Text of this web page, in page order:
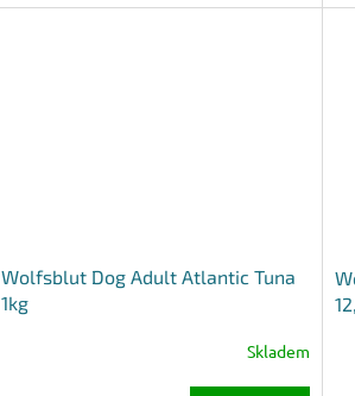
Wolfsblut Dog Adult Atlantic Tuna
1kg
Skladem